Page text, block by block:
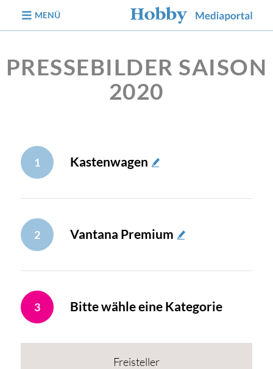
MENÜ
PRESSEBILDER SAISON
2020
1 Kastenwagen
2 Vantana Premium
3 Bitte wähle eine Kategorie
Freisteller